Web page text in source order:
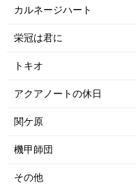
カルネージハート
栄冠は君に
トキオ
アクアノートの休日
関ケ原
機甲師団
その他